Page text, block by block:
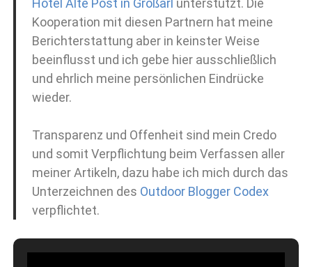
Kooperation mit diesen Partnern hat meine
Berichterstattung aber in keinster Weise
beeinflusst und ich gebe hier ausschließlich
und ehrlich meine persönlichen Eindrücke
wieder.
Transparenz und Offenheit sind mein Credo
und somit Verpflichtung beim Verfassen aller
meiner Artikeln, dazu habe ich mich durch das
Unterzeichnen des Outdoor Blogger Codex
verpflichtet.